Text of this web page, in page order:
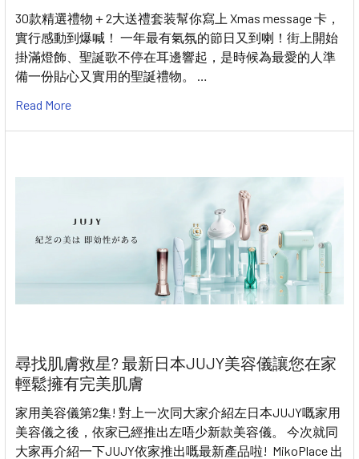
30款精選禮物＋2大送禮套装幫你寫上 Xmas message 卡，
實行感動到爆喊！ 一年最有氣氛的節日又到喇！街上開始
掛滿燈飾、聖誕歌不停在耳邊響起，是時候為最愛的人準
備一份貼心又實用的聖誕禮物。 …
Read More
尋找肌膚救星? 最新日本JUJY美容儀讓您在家
輕鬆擁有完美肌膚
家用美容儀第2集! 對上一次同大家介紹左日本JUJY嘅家用
美容儀之後，依家已經推出左唔少新款美容儀。 今次就同
大家再介紹一下JUJY依家推出嘅最新產品啦! MikoPlace 出